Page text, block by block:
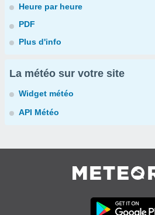
Heure par heure
PDF
Plus d'info
La météo sur votre site
Widget météo
API Météo